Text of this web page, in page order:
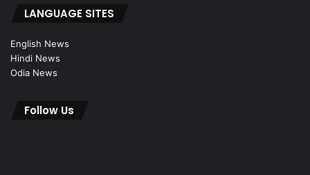
LANGUAGE SITES
English News
Hindi News
Odia News
Follow Us